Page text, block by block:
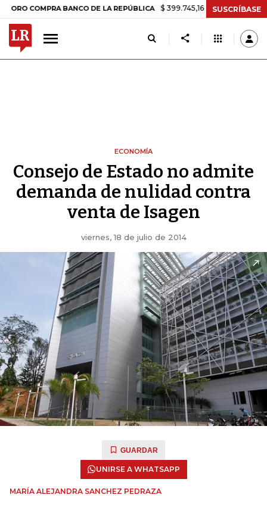
COMPRA BANCO DE LA REPÚBLICA $ 399.745,16 +$ 2.295,71 +0,58%
SUSCRÍBASE
ECONOMÍA
Consejo de Estado no admite
demanda de nulidad contra
venta de Isagen
viernes, 18 de julio de 2014
GUARDAR
UNIRSE A WHATSAPP
MARÍA ALEJANDRA SANCHEZ PEDRAZA